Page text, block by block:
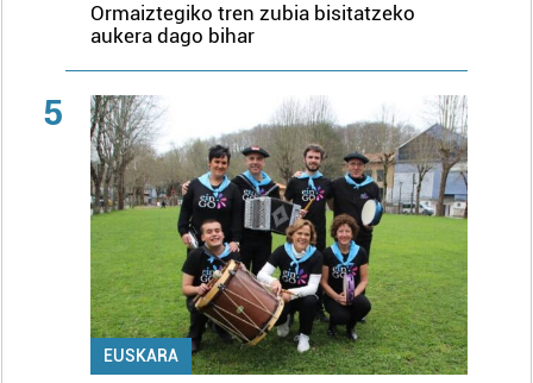
Ormaiztegiko tren zubia bisitatzeko
aukera dago bihar
5
EUSKARA